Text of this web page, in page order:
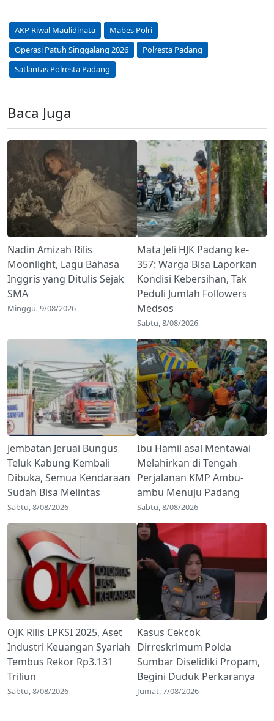
AKP Riwal Maulidinata
Mabes Polri
Operasi Patuh Singgalang 2026
Polresta Padang
Satlantas Polresta Padang
Baca Juga
Nadin Amizah Rilis
Moonlight, Lagu Bahasa
Inggris yang Ditulis Sejak
SMA
Minggu, 9/08/2026
Mata Jeli HJK Padang ke-
357: Warga Bisa Laporkan
Kondisi Kebersihan, Tak
Peduli Jumlah Followers
Medsos
Sabtu, 8/08/2026
Jembatan Jeruai Bungus
Teluk Kabung Kembali
Dibuka, Semua Kendaraan
Sudah Bisa Melintas
Sabtu, 8/08/2026
Ibu Hamil asal Mentawai
Melahirkan di Tengah
Perjalanan KMP Ambu-
ambu Menuju Padang
Sabtu, 8/08/2026
OJK Rilis LPKSI 2025, Aset
Industri Keuangan Syariah
Tembus Rekor Rp3.131
Triliun
Sabtu, 8/08/2026
Kasus Cekcok
Dirreskrimum Polda
Sumbar Diselidiki Propam,
Begini Duduk Perkaranya
Jumat, 7/08/2026